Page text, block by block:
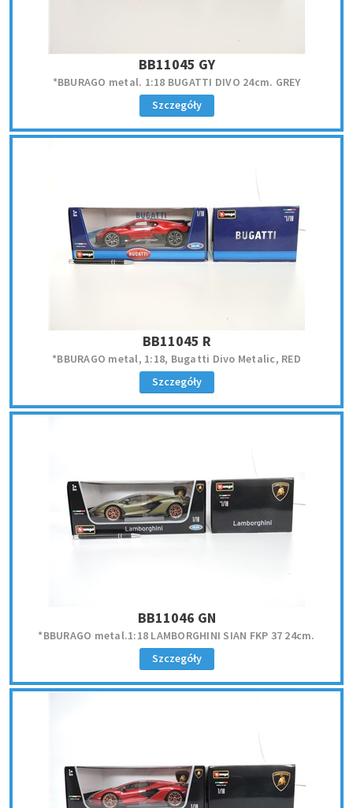
BB11045 GY
*BBURAGO metal. 1:18 BUGATTI DIVO 24cm. GREY
Szczegóły
BB11045 R
*BBURAGO metal, 1:18, Bugatti Divo Metalic, RED
Szczegóły
BB11046 GN
*BBURAGO metal.1:18 LAMBORGHINI SIAN FKP 37 24cm.
Szczegóły